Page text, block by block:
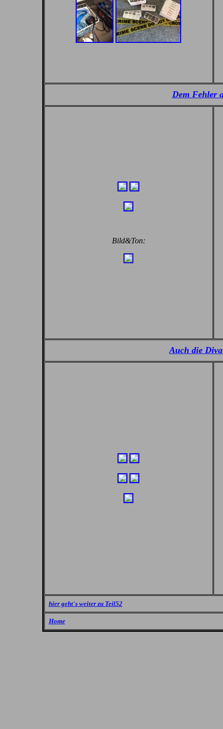
Dem Fehler
Bild&Ton:
Auch die
hier geht's weiter zu Teil52
Home